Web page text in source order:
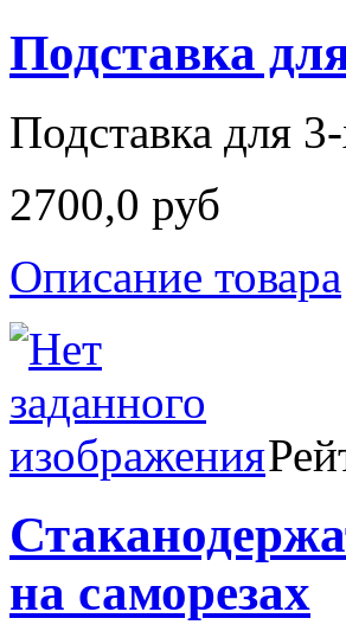
Подставка
Подставка для
2700,0 руб
Описание товара
на саморезах